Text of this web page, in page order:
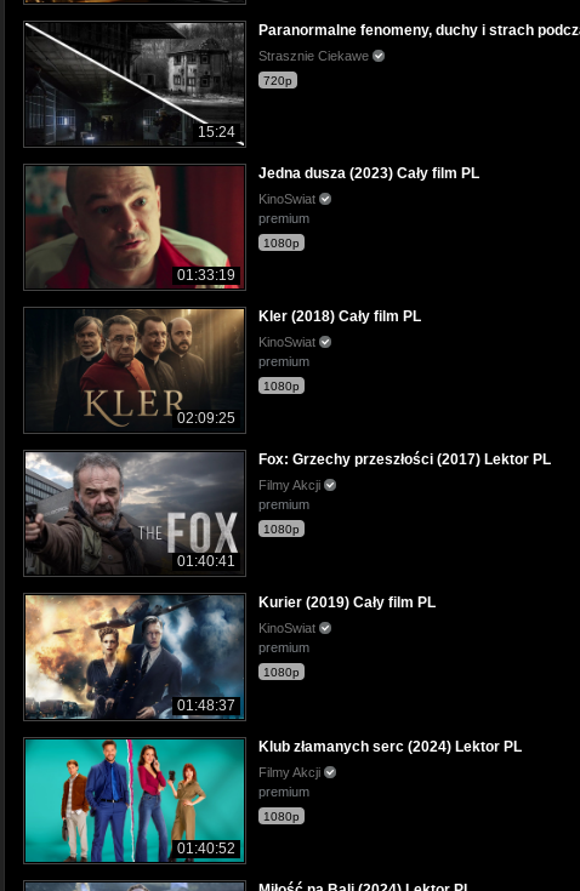
15:24
Paranormalne fenomeny, duchy i strach
Strasznie Ciekawe
720p
01:33:19
Jedna dusza (2023) Cały film PL
KinoSwiat
premium
1080p
02:09:25
Kler (2018) Cały film PL
KinoSwiat
premium
1080p
01:40:41
Fox: Grzechy przeszłości (2017) Lektor PL
Filmy Akcji
premium
1080p
01:48:37
Kurier (2019) Cały film PL
KinoSwiat
premium
1080p
01:40:52
Klub złamanych serc (2024) Lektor PL
Filmy Akcji
premium
1080p